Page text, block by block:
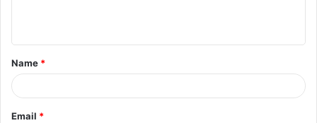
t
*
Name *
Email *